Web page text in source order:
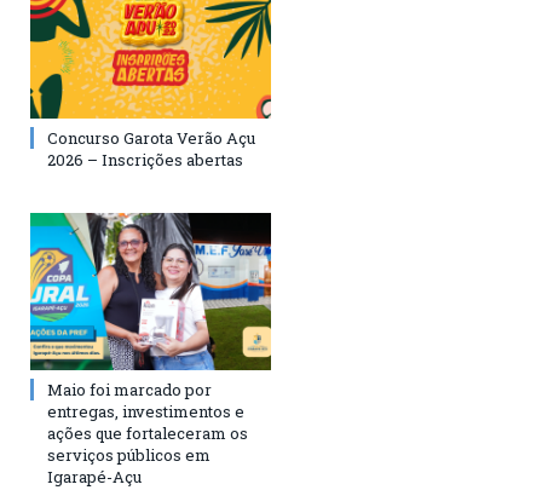
Concurso Garota Verão Açu
2026 – Inscrições abertas
Maio foi marcado por
entregas, investimentos e
ações que fortaleceram os
serviços públicos em
Igarapé-Açu